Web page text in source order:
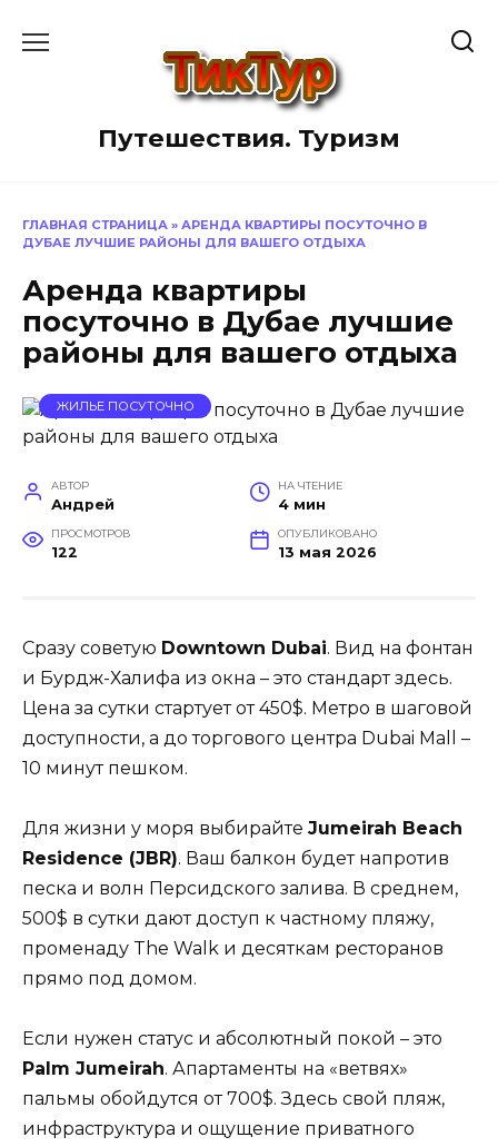
Путешествия. Туризм
ГЛАВНАЯ СТРАНИЦА » АРЕНДА КВАРТИРЫ ПОСУТОЧНО В
ДУБАЕ ЛУЧШИЕ РАЙОНЫ ДЛЯ ВАШЕГО ОТДЫХА
Аренда квартиры
посуточно в Дубае лучшие
районы для вашего отдыха
ЖИЛЬЕ ПОСУТОЧНО
АВТОР
Андрей
НА ЧТЕНИЕ
4 мин
ПРОСМОТРОВ
122
ОПУБЛИКОВАНО
13 мая 2026
Сразу советую Downtown Dubai. Вид на фонтан
и Бурдж-Халифа из окна – это стандарт здесь.
Цена за сутки стартует от 450$. Метро в шаговой
доступности, а до торгового центра Dubai Mall –
10 минут пешком.
Для жизни у моря выбирайте Jumeirah Beach
Residence (JBR). Ваш балкон будет напротив
песка и волн Персидского залива. В среднем,
500$ в сутки дают доступ к частному пляжу,
променаду The Walk и десяткам ресторанов
прямо под домом.
Если нужен статус и абсолютный покой – это
Palm Jumeirah. Апартаменты на «ветвях»
пальмы обойдутся от 700$. Здесь свой пляж,
инфраструктура и ощущение приватного